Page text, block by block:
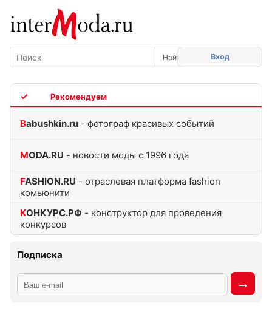
Вход
Babushkin.ru - фотограф красивых событий
MODA.RU - новости моды с 1996 года
FASHION.RU - отраслевая платформа fashion
комьюнити
КОНКУРС.РФ - конструктор для проведения
конкурсов
Подписка